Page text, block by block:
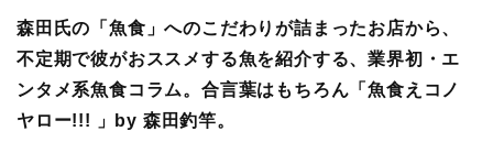
森田氏の「魚食」へのこだわりが詰まったお店から、
不定期で彼がおススメする魚を紹介する、業界初・エ
ンタメ系魚食コラム。合言葉はもちろん「魚食えコノ
ヤロー!!! 」by 森田釣竿。